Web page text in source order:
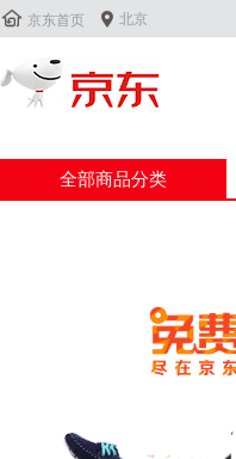
 京东首页  北京
全部商品分类